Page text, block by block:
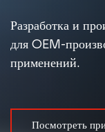
Разработка и
для OEM-
применений.
Посмотреть